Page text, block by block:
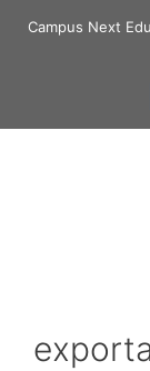
Campus Next